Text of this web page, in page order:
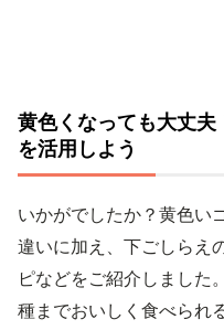
黄色くなっても大丈
を活用しよう
いかがでしたか？黄色い
違いに加え、下ごしらえ
ピなどをご紹介しました
種までおいしく食べられ